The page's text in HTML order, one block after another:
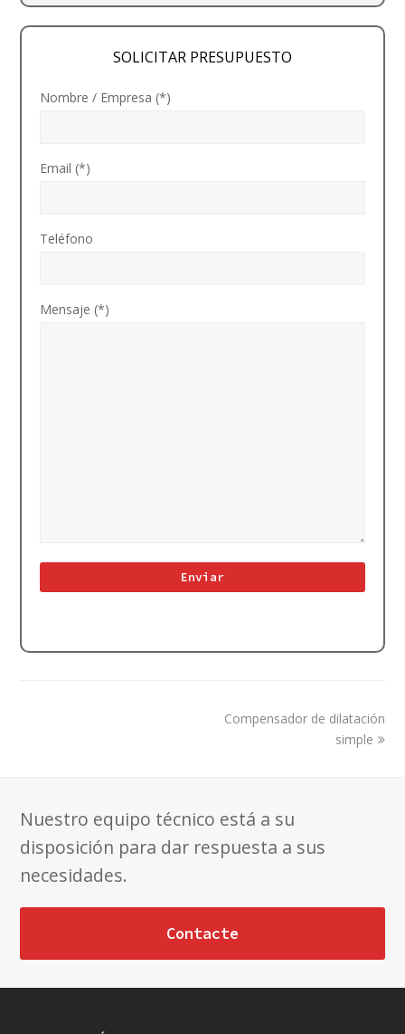
SOLICITAR PRESUPUESTO
Nombre / Empresa (*)
Email (*)
Teléfono
Mensaje (*)
next
Compensador de dilatación
simple
Nuestro equipo técnico está a su
disposición para dar respuesta a sus
necesidades.
Contacte